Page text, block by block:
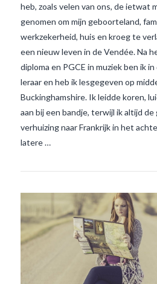
heb, zoals velen van ons, de ietwat
genomen om mijn geboorteland,
werkzekerheid, huis en kroeg te
een nieuw leven in de Vendée. Na
diploma en PGCE in muziek ben ik
leraar en heb ik lesgegeven op
Buckinghamshire. Ik leidde koren,
aan bij een bandje, terwijl ik altijd
verhuizing naar Frankrijk in het
latere …